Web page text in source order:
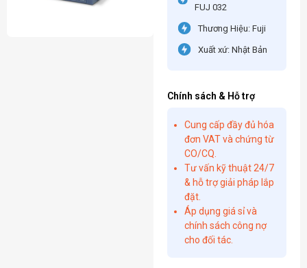
FUJ 032
Thương Hiệu: Fuji
Xuất xứ: Nhật Bản
Chính sách & Hỗ trợ
Cung cấp đầy đủ hóa
đơn VAT và chứng từ
CO/CQ.
Tư vấn kỹ thuật 24/7
& hỗ trợ giải pháp lắp
đặt.
Áp dụng giá sỉ và
chính sách công nợ
cho đối tác.